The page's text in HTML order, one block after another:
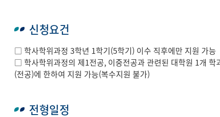
신청요건
□ 학사학위과정 3학년 1학기(5학기) 이수 직후에만 지원 가능
□ 학사학위과정의 제1전공, 이중전공과 관련된 대학원 1개 학
(전공)에 한하여 지원 가능(복수지원 불가)
전형일정